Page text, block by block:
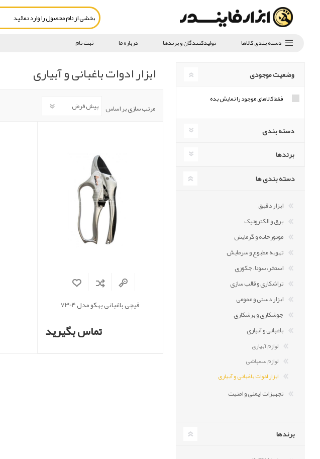
دسته بندی کالاها تولیدکنندگان و برندها درباره ما ثبت نام
ابزار ادوات باغبانی و آبیاری
مرتب سازی بر اساس
قیچی باغبانی بهکو مدل 7304
تماس بگیرید
وضعیت موجودی
فقط کالاهای موجود را نمایش بده
دسته بندی
برندها
دسته بندی ها
ابزار دقیق
برق و الکترونیک
موتورخانه و گرمایش
تهویه مطبوع و سرمایش
استخر، سونا، جکوزی
تراشکاری و قالب سازی
ابزار دستی و عمومی
جوشکاری و برشکاری
باغبانی و آبیاری
لوازم آبیاری
لوازم سمپاشی
ابزار ادوات باغبانی و آبیاری
تجهیزات ایمنی و امنیت
برندها